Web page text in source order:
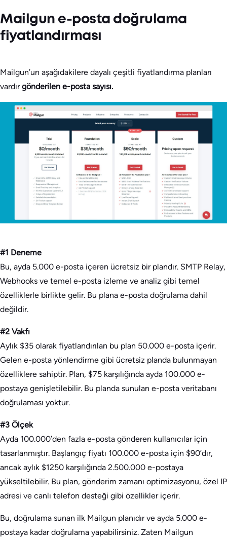
Mailgun e-posta doğrulama
fiyatlandırması
Mailgun’un aşağıdakilere dayalı çeşitli fiyatlandırma planları
vardırgönderilen e-posta sayısı.
#1 Deneme
Bu, ayda 5.000 e-posta içeren ücretsiz bir plandır. SMTP Relay,
Webhooks ve temel e-posta izleme ve analiz gibi temel
özelliklerle birlikte gelir. Bu plana e-posta doğrulama dahil
değildir.
#2 Vakfı
Aylık $35 olarak fiyatlandırılan bu plan 50.000 e-posta içerir.
Gelen e-posta yönlendirme gibi ücretsiz planda bulunmayan
özelliklere sahiptir. Plan, $75 karşılığında ayda 100.000 e-
postaya genişletilebilir. Bu planda sunulan e-posta veritabanı
doğrulaması yoktur.
#3 Ölçek
Ayda 100.000’den fazla e-posta gönderen kullanıcılar için
tasarlanmıştır. Başlangıç fiyatı 100.000 e-posta için $90’dır,
ancak aylık $1250 karşılığında 2.500.000 e-postaya
yükseltilebilir. Bu plan, gönderim zamanı optimizasyonu, özel IP
adresi ve canlı telefon desteği gibi özellikler içerir.
Bu, doğrulama sunan ilk Mailgun planıdır ve ayda 5.000 e-
postaya kadar doğrulama yapabilirsiniz. Zaten Mailgun